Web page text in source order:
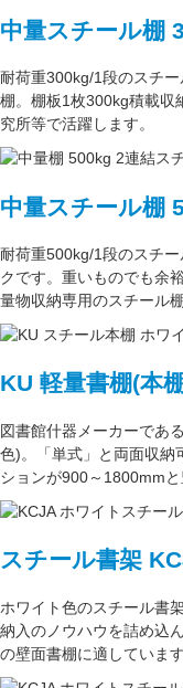
中量スチール棚
耐荷重300kg/1段のスチ
棚。 棚板1枚300kg積載収
究所等で活躍します。
中量スチール棚
耐荷重500kg/1段のスチー
クです。重いものでも余
量物収納専用のスチール棚
KU 軽量書棚(本
図書館什器メーカーである
色)。
「単式」 と両面収納
ションが900～1800mm
スチール書架
ホワイト色のスチール書
納入のノウハウを詰め込
の壁面書棚に適しています